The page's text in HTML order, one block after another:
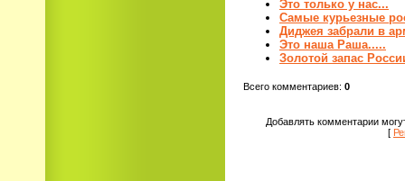
Это только у нас...
Самые курьезные
Диджея забрали в
Это наша Раша.....
Золотой запас
Всего комментариев: 0
Добавлять комментарии
[